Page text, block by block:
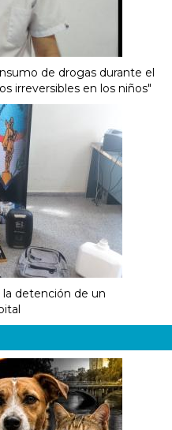
de drogas durante el
irreversibles en los niños"
la detención de un